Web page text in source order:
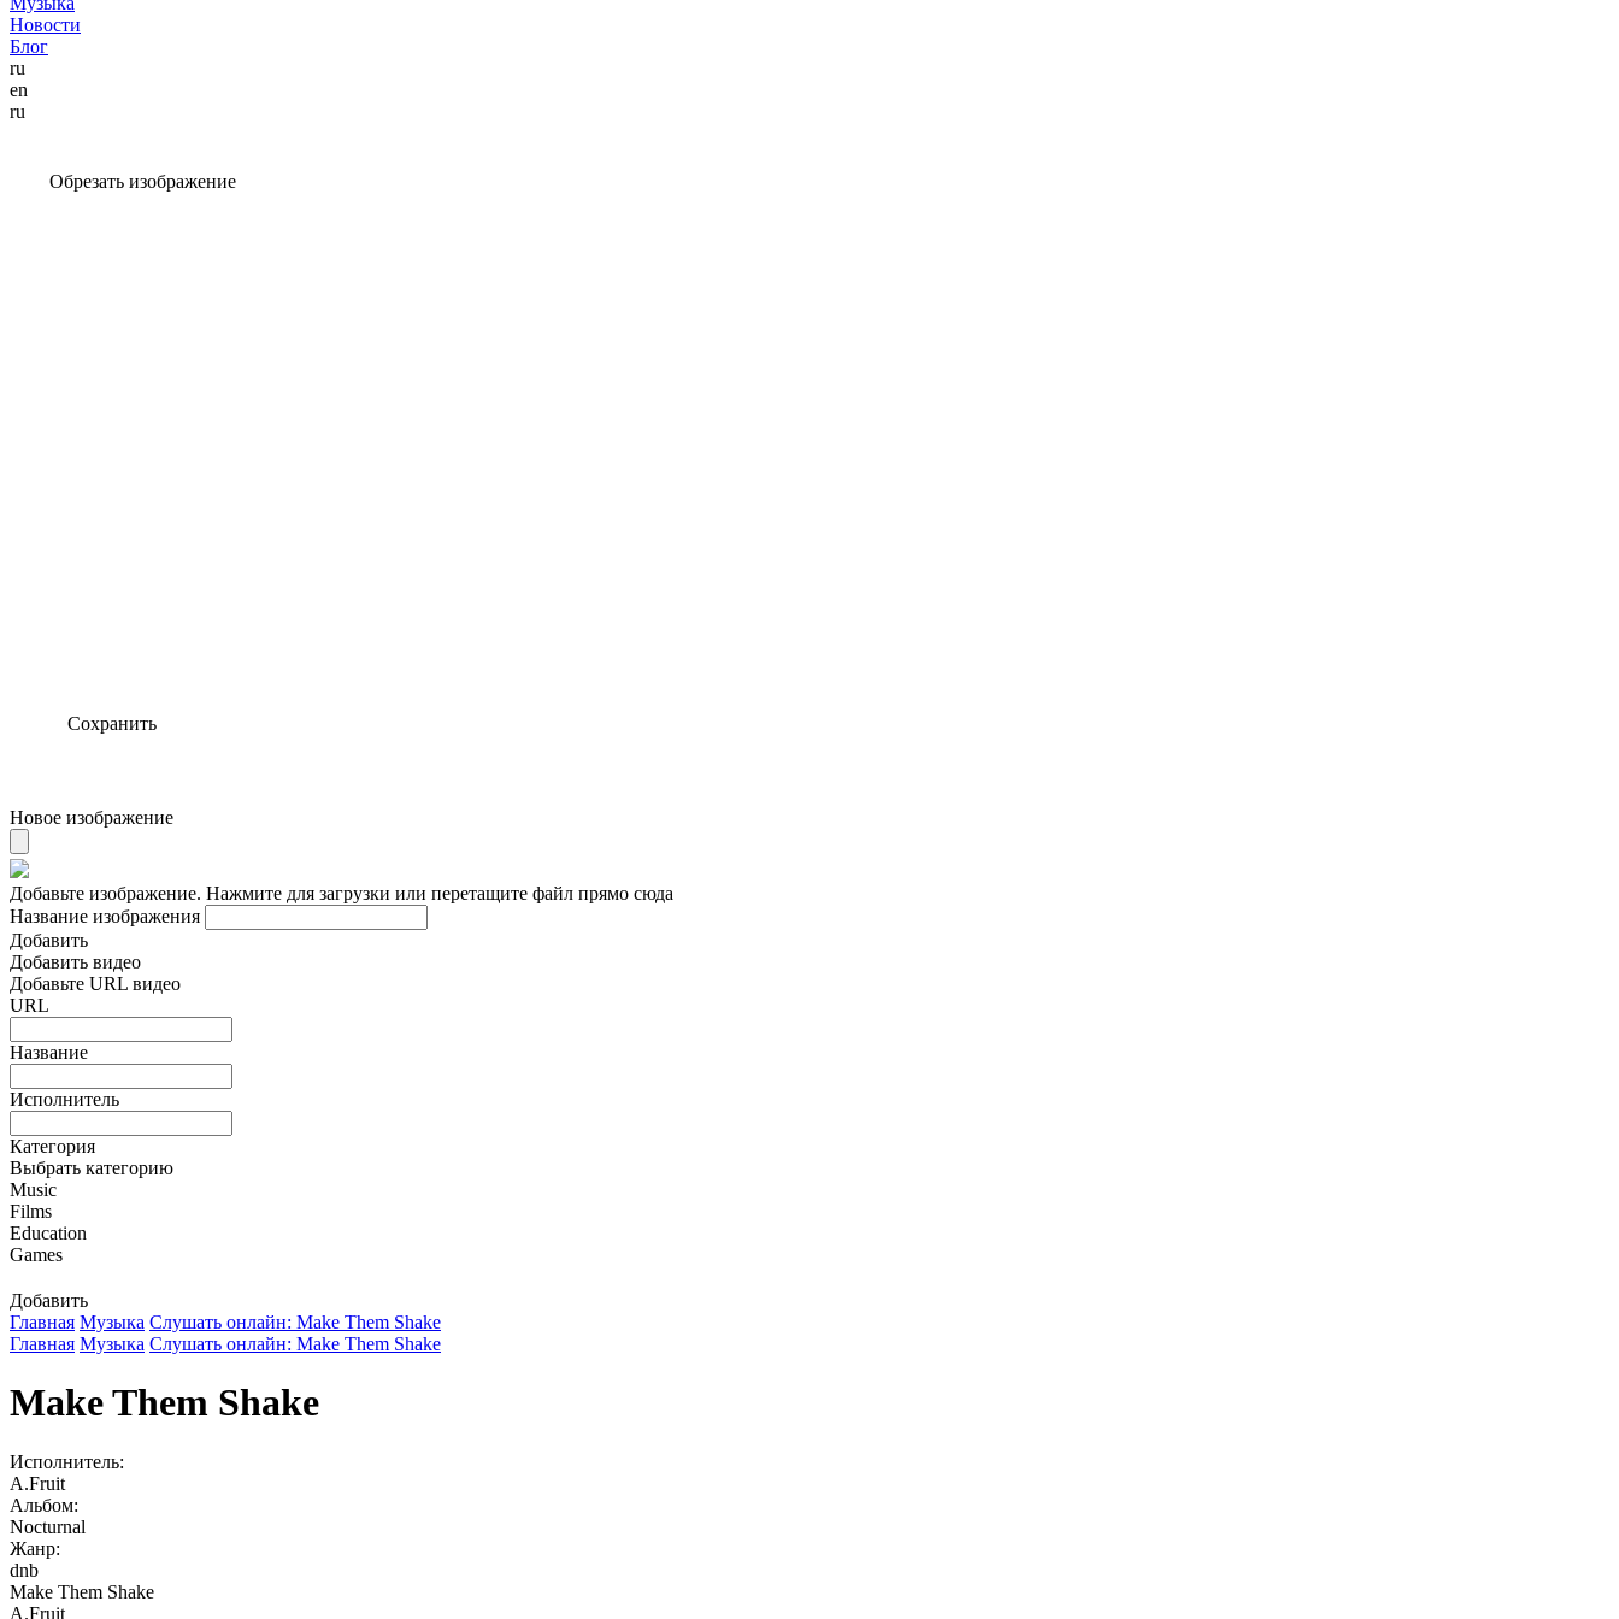
Новости
Блог
ru
en
ru
Обрезать изображение
Сохранить
Новое изображение
Добавьте изображение. Нажмите для загрузки или перетащите файл прямо сюда
Название изображения
Добавить
Добавить видео
Добавьте URL видео
URL
Название
Исполнитель
Категория
Выбрать категорию
Music
Films
Education
Games
Добавить
Главная Музыка Слушать онлайн: Make Them Shake
Главная Музыка Слушать онлайн: Make Them Shake
Make Them Shake
Исполнитель:
A.Fruit
Альбом:
Nocturnal
Жанр:
dnb
Make Them Shake
A.Fruit